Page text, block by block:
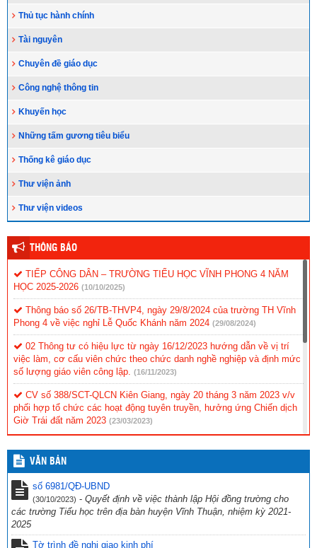
Thủ tục hành chính
Tài nguyên
Chuyên đề giáo dục
Công nghệ thông tin
Khuyến học
Những tấm gương tiêu biểu
Thống kê giáo dục
Thư viện ảnh
Thư viện videos
THÔNG BÁO
TIẾP CÔNG DÂN – TRƯỜNG TIỂU HỌC VĨNH PHONG 4 NĂM
HỌC 2025-2026 (10/10/2025)
Thông báo số 26/TB-THVP4, ngày 29/8/2024 của trường TH Vĩnh
Phong 4 về việc nghỉ Lễ Quốc Khánh năm 2024 (29/08/2024)
02 Thông tư có hiệu lực từ ngày 16/12/2023 hướng dẫn về vị trí
việc làm, cơ cấu viên chức theo chức danh nghề nghiệp và định mức
số lượng giáo viên công lập.
(16/11/2023)
CV số 388/SCT-QLCN Kiên Giang, ngày 20 tháng 3 năm 2023 v/v
phối hợp tổ chức các hoạt động tuyên truyền, hưởng ứng Chiến dịch
Giờ Trái đất năm 2023 (23/03/2023)
Chính phủ Võ Văn Kiệt”
CV 1736/UBND-NC CỦA UBND TỈNH KIÊN GIANG NGÀY
23/9/2022 VỀ VIỆC THỰC HIỆN CÔNG TÁC PHÒNG, CHỐNG TỘI
PHẠM SỬ DỤNG CÔNG NGHỆ CAO.
(29/09/2022)
CV số 2870/SGDĐT-VP, Kiên Giang ngày 26/9/2022 của Sở Giáo
dục & Đào tạo Kiên Giang về việc chủ động ứng phó với bão số 4
VĂN BẢN
số 6981/QĐ-UBND
(30/10/2023) - Quyết định về việc thành lập Hội đồng trường cho
các trường Tiểu học trên địa bàn huyện Vĩnh Thuận, nhiệm kỳ 2021-
2025
Tờ trình đề nghị giao kinh phí